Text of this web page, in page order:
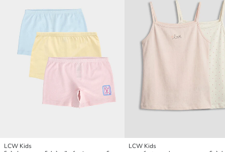
LCW Kids
LCW Kids